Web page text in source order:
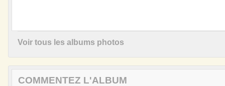
Voir tous les albums photos
COMMENTEZ L'ALBUM